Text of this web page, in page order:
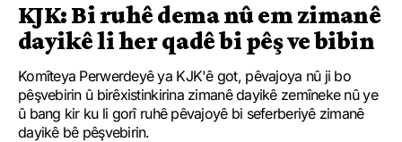
KJK: Bi ruhê dema nû em zimanê
dayikê li her qadê bi pêş ve bibin
Komîteya Perwerdeyê ya KJK'ê got, pêvajoya nû ji bo
pêşvebirin û birêxistinkirina zimanê dayikê zemîneke nû ye
û bang kir ku li gorî ruhê pêvajoyê bi seferberiyê zimanê
dayikê bê pêşvebirin.